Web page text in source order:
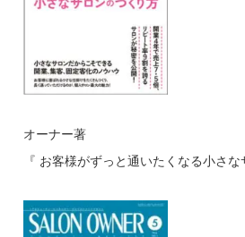
オーナー著
『 お客様がずっと通いたくなる小さな